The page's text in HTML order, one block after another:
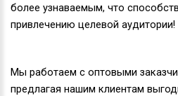
более узнаваемым, что
привлечению целевой аудитории!
Мы работаем с оптовыми
предлагая нашим клиентам